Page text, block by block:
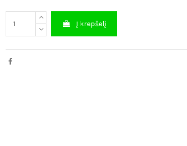
Į krepšelį